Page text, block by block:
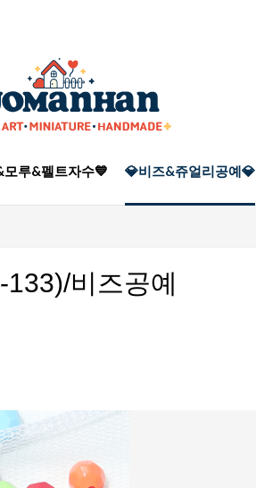
모루&펠트자수💙 💎비즈&쥬얼리공예💎
비즈공예